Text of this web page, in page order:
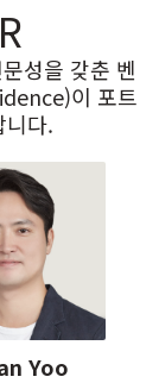
성을 갖춘 벤
이 포트
니다.
Yoo